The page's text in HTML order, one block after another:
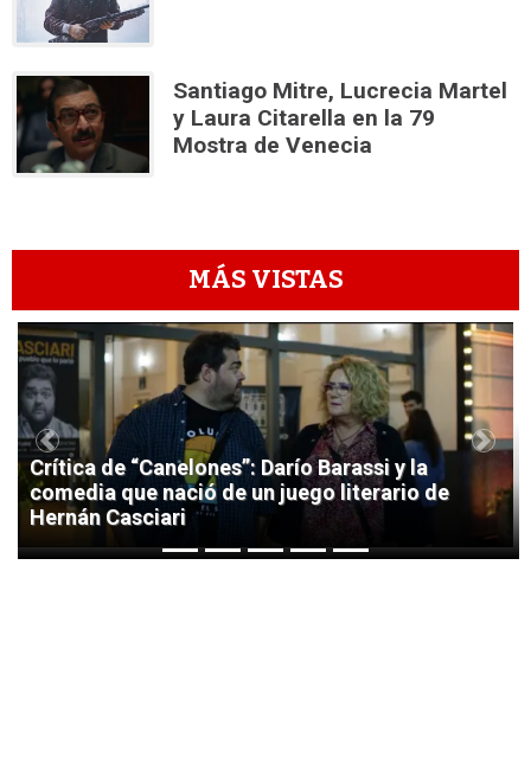
Santiago Mitre, Lucrecia Martel
y Laura Citarella en la 79
Mostra de Venecia
MÁS VISTAS
1
Crítica de “Canelones”: Darío Barassi y la
comedia que nació de un juego literario de
Hernán Casciari
Previous Next